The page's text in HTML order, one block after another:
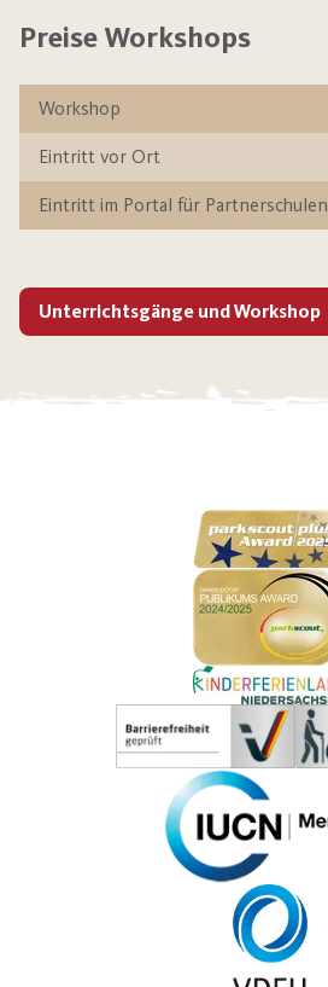
Preise Workshops
Workshop
Eintritt vor Ort
Eintritt im Portal für Partnerschulen
Unterrichtsgänge und Workshop